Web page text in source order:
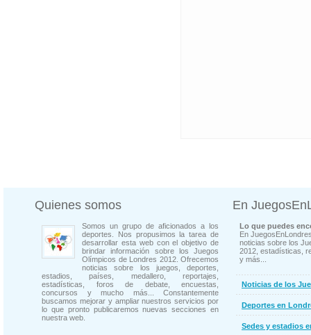
Quienes somos
Somos un grupo de aficionados a los
deportes. Nos propusimos la tarea de
desarrollar esta web con el objetivo de
brindar información sobre los Juegos
Olímpicos de Londres 2012. Ofrecemos
noticias sobre los juegos, deportes,
estadios, países, medallero, reportajes,
estadísticas, foros de debate, encuestas,
concursos y mucho más... Constantemente
buscamos mejorar y ampliar nuestros servicios por
lo que pronto publicaremos nuevas secciones en
nuestra web.
En
Lo que puedes
En
noticias sobre los
2012, estadísticas,
y más...
Noticias de los
Deportes en
Sedes y estadios